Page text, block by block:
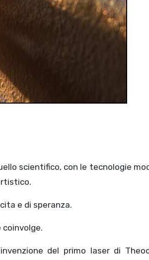
scientifico, con le tecnologie
e di speranza.
del primo laser di